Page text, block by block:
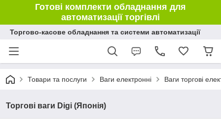
Готові комплекти обладнання для
автоматизації торгівлі
Торгово-касове обладнання та системи автоматизації
Товари та послуги Ваги електронні Ваги торгові
Торгові ваги Digi (Японія)